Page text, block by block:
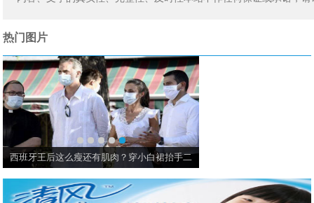
热门图片
西班牙王后这么瘦还有肌肉？穿小白裙抬手二